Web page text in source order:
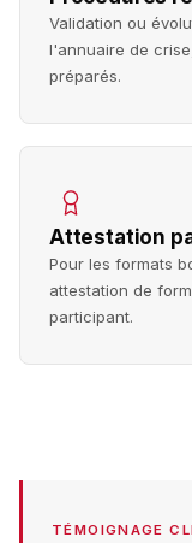
Validation ou
l'annuaire de
préparés.
Attestation
Pour les formats
attestation de
participant.
TÉMOIGNAGE